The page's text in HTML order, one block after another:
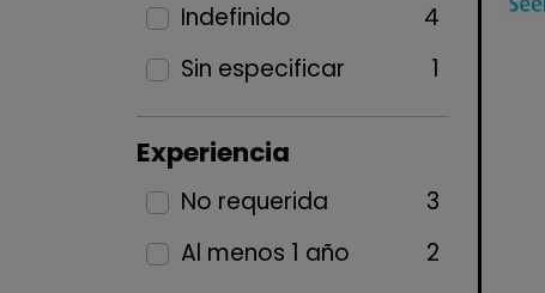
Indefinido
4
Sin especificar
1
Experiencia
No requerida
3
Al menos 1 año
2